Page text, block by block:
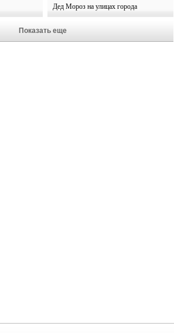
Дед Мороз на улицах города
Показать еще